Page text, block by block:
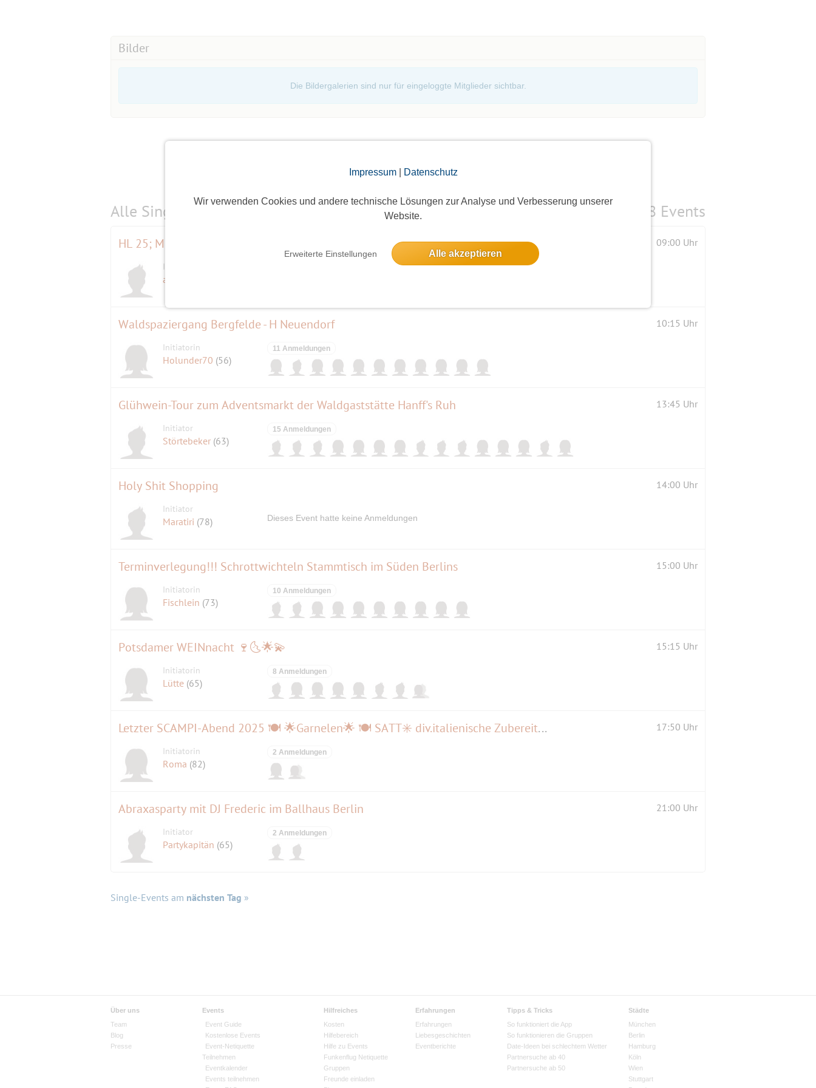
Impressum| Datenschutz
Wir verwenden Cookies und andere technische Lösungen zur Analyse und Verbesserung unserer
Website.
Erweiterte Einstellungen Alle akzeptieren
Bilder
Die Bildergalerien sind nur für eingeloggte Mitglieder sichtbar.
Alle Single-Events amselben Tag 8 Events
HL 25; Mit dem Bus auf den Weihnachtsmarkt nach Lübeck 09:00 Uhr
Initiator
adventurefox
Waldspaziergang Bergfelde - H Neuendorf 10:15 Uhr
Initiatorin
Holunder70 (56)
11 Anmeldungen
Glühwein-Tour zum Adventsmarkt der Waldgaststätte Hanff's Ruh 13:45 Uhr
Initiator
Störtebeker (63)
15 Anmeldungen
Holy Shit Shopping 14:00 Uhr
Initiator
Maratiri (78) Dieses Event hatte keine Anmeldungen
Terminverlegung!!! Schrottwichteln Stammtisch im Süden Berlins 15:00 Uhr
Initiatorin
Fischlein (73)
10 Anmeldungen
Potsdamer WEINnacht 🍷🌜🌟💫 15:15 Uhr
Initiatorin
Lütte (65)
8 Anmeldungen
Letzter SCAMPI-Abend 2025 🍽 🌟Garnelen🌟 🍽 SATT✳ div.italienische Zubereitungen✳25 € p.P. 17:50 Uhr
Initiatorin
Roma (82)
2 Anmeldungen
Abraxasparty mit DJ Frederic im Ballhaus Berlin 21:00 Uhr
Initiator
Partykapitän (65)
2 Anmeldungen
Single-Events am nächsten Tag »
Über uns
Team
Blog
Presse
Events
Event Guide
Kostenlose Events
Event-Netiquette
Teilnehmen
Eventkalender
Events teilnehmen
Hilfreiches
Kosten
Hilfebereich
Hilfe zu Events
Funkenflug Netiquette
Gruppen
Freunde einladen
Erfahrungen
Erfahrungen
Liebesgeschichten
Eventberichte
Tipps & Tricks
So funktioniert die App
So funktionieren die Gruppen
Date-Ideen bei schlechtem Wetter
Partnersuche ab 40
Partnersuche ab 50
Städte
München
Berlin
Hamburg
Köln
Wien
Stuttgart